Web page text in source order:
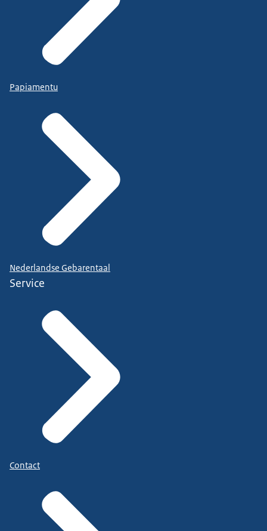
Papiamentu
Nederlandse Gebarentaal
Service
Contact